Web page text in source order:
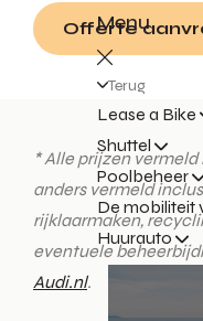
Menu
Terug
Lease a Bike
Shuttel
Poolbeheer
De mobiliteit
Huurauto
Offerte
* Alle prijzen
anders vermeld
rijklaarmaken,
eventuele
Audi.nl.